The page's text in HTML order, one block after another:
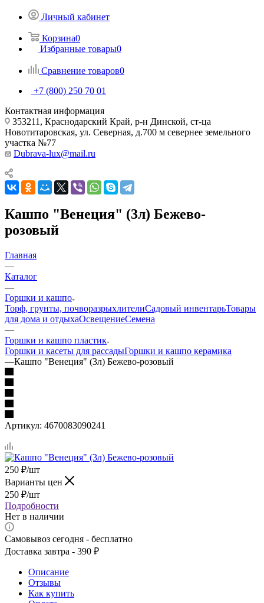
Личный кабинет
Корзина0
Избранные товары0
Сравнение товаров0
+7 (800) 250 70 01
Контактная информация
353211, Краснодарский Край, р-н Динской, ст-ца
Новотитаровская, ул. Северная, д.700 м севернее земельного
участка №77
Dubrava-lux@mail.ru
Кашпо "Венеция" (3л) Бежево-
розовый
Главная
—
Каталог
—
Горшки и кашпо
Торф, грунты, почворазрыхлителиСадовый инвентарьТовары
для дома и отдыхаОсвещениеСемена
—
Горшки и кашпо пластик
Горшки и касеты для рассадыГоршки и кашпо керамика
—Кашпо "Венеция" (3л) Бежево-розовый
Артикул: 4670083090241
250 ₽/шт
Варианты цен
250 ₽/шт
Подробности
Нет в наличии
Самовывоз сегодня - бесплатно
Доставка завтра - 390 ₽
Описание
Отзывы
Как купить